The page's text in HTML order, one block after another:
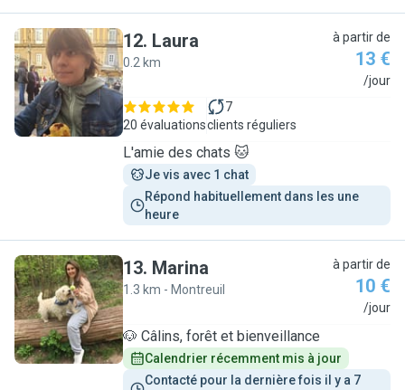
L
12. Laura
0.2 km
à partir de
13 €
/jour
20 évaluations
7
clients réguliers
L'amie des chats 🐱
Je vis avec 1 chat
Répond habituellement dans les une
heure
M
13. Marina
1.3 km - Montreuil
à partir de
10 €
/jour
🐶 Câlins, forêt et bienveillance
Calendrier récemment mis à jour
Contacté pour la dernière fois il y a 7